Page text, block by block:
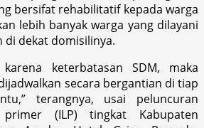
bersifat rehabilitatif kepada warga
lebih banyak warga yang dilayani
di dekat domisilinya.
keterbatasan SDM, maka
secara bergantian di tiap
terangnya, usai peluncuran
(ILP) tingkat Kabupaten